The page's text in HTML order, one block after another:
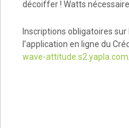
décoiffer ! Watts
Inscriptions obligatoires sur
l’application en ligne du
wave-